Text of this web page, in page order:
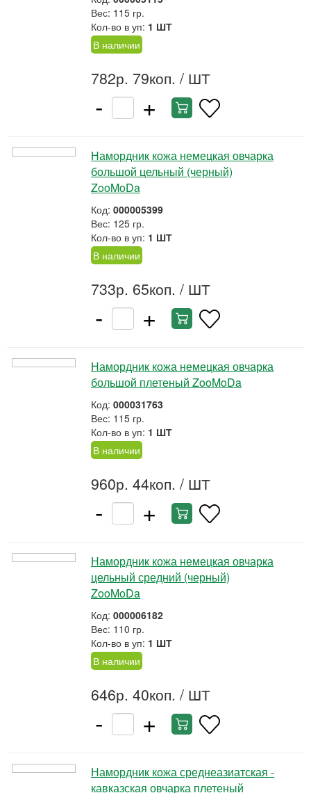
Вес: 115 гр.
Кол-во в уп: 1 ШТ
В наличии
782р. 79коп. / ШТ
- +
Намордник кожа немецкая овчарка
большой цельный (черный)
ZooMoDa
Код: 000005399
Вес: 125 гр.
Кол-во в уп: 1 ШТ
В наличии
733р. 65коп. / ШТ
- +
Намордник кожа немецкая овчарка
большой плетеный ZooMoDa
Код: 000031763
Вес: 115 гр.
Кол-во в уп: 1 ШТ
В наличии
960р. 44коп. / ШТ
- +
Намордник кожа немецкая овчарка
цельный средний (черный)
ZooMoDa
Код: 000006182
Вес: 110 гр.
Кол-во в уп: 1 ШТ
В наличии
646р. 40коп. / ШТ
- +
Намордник кожа среднеазиатская -
кавказская овчарка плетеный